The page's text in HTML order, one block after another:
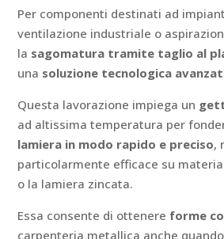
Per componenti destinati ad
ventilazione industriale o
la sagomatura tramite taglio al
una soluzione tecnologica
Questa lavorazione impiega un
ad altissima temperatura per
lamiera in modo rapido e preciso,
particolarmente efficace su
o la lamiera zincata.
Essa consente di ottenere forme
carpenteria metallica anche